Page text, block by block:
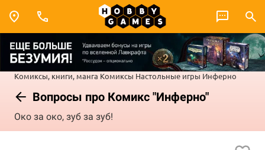
Комиксы, книги, манга Комиксы Настольные игры Инферно
Вопросы про Комикс "Инферно"
Око за око, зуб за зуб!